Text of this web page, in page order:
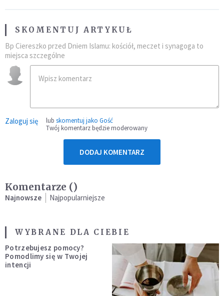
SKOMENTUJ ARTYKUŁ
Bp Ciereszko przed Dniem Islamu: kościół, meczet i synagoga to
miejsca szczególne
Zaloguj się lub skomentuj jako Gość
Twój komentarz będzie moderowany
DODAJ KOMENTARZ
Komentarze ()
Najnowsze Najpopularniejsze
WYBRANE DLA CIEBIE
Potrzebujesz pomocy?
Pomodlimy się w Twojej
intencji